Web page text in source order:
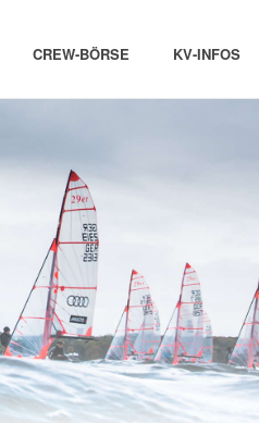
CREW-BÖRSE KV-INFOS